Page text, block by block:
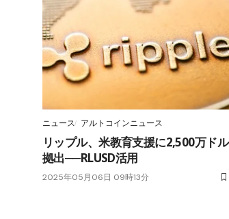
ニュース アルトコインニュース
リップル、米教育支援に2,500万ドル
拠出──RLUSD活用
2025年05月06日 09時13分